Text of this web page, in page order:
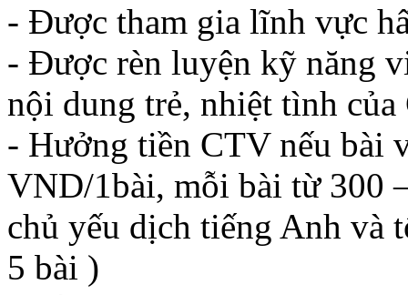
- Được tham gia lĩnh vực
- Được rèn luyện kỹ năng
nội dung trẻ, nhiệt tình của
- Hưởng tiền CTV nếu bài
VND/1bài, mỗi bài từ 300
chủ yếu dịch tiếng Anh và
5 bài )